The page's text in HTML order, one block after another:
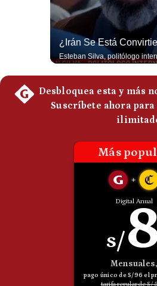
Frecuentes